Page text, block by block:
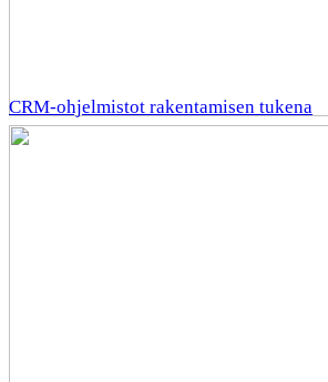
CRM-ohjelmistot rakentamisen tukena